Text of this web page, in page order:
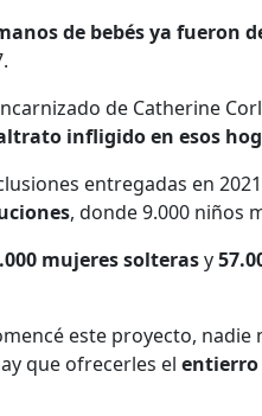
de bebés ya fueron
de Catherine
infligido en esos
entregadas en
, donde 9.000 niños
mujeres solterasy
este proyecto, nadie
que ofrecerles el entierro